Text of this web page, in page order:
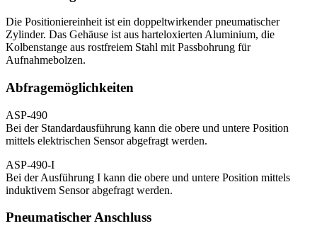
Die Positioniereinheit ist ein doppeltwirkender pneumatischer
Zylinder. Das Gehäuse ist aus harteloxierten Aluminium, die
Kolbenstange aus rostfreiem Stahl mit Passbohrung für
Aufnahmebolzen.
Abfragemöglichkeiten
ASP-490
Bei der Standardausführung kann die obere und untere Position
mittels elektrischen Sensor abgefragt werden.
ASP-490-I
Bei der Ausführung I kann die obere und untere Position mittels
induktivem Sensor abgefragt werden.
Pneumatischer Anschluss